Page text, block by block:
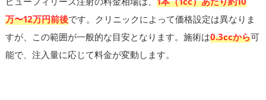
万〜12万円前後です。クリニックによって価格設定は異なりま
すが、この範囲が一般的な目安となります。施術は0.3ccから可
能で、注入量に応じて料金が変動します。